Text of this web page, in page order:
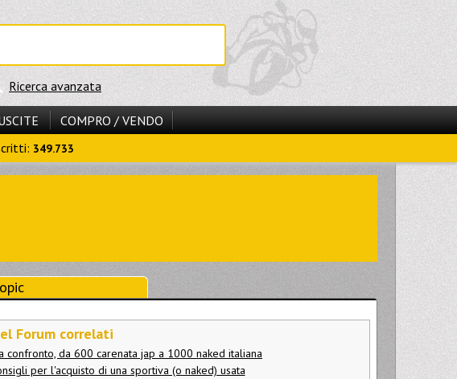
Ricerca avanzata
COMPRO / VENDO
349.733
Forum correlati
confronto, da 600 carenata jap a 1000 naked italiana
per l'acquisto di una sportiva (o naked) usata